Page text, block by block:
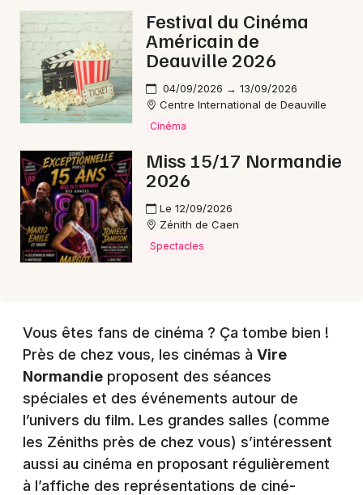
14 - Calvados
Choisir mes départements
Je m'abonne
Festival du Cinéma
Américain de
Deauville 2026
04/09/2026 → 13/09/2026
Centre International de Deauville
Cinéma
Miss 15/17 Normandie
2026
Le 12/09/2026
Zénith de Caen
Spectacles
Vous êtes fans de cinéma ? Ça tombe bien !
Près de chez vous, les cinémas à Vire
Normandie proposent des séances
spéciales et des événements autour de
l’univers du film. Les grandes salles (comme
les Zéniths près de chez vous) s’intéressent
aussi au cinéma en proposant régulièrement
à l’affiche des représentations de ciné-